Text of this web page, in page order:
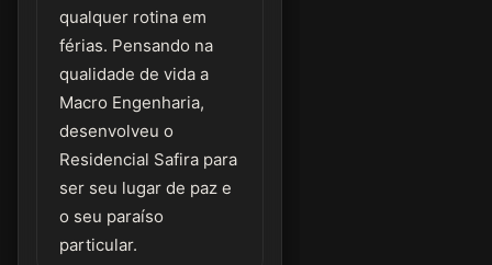
qualquer rotina em
férias. Pensando na
qualidade de vida a
Macro Engenharia,
desenvolveu o
Residencial Safira para
ser seu lugar de paz e
o seu paraíso
particular.